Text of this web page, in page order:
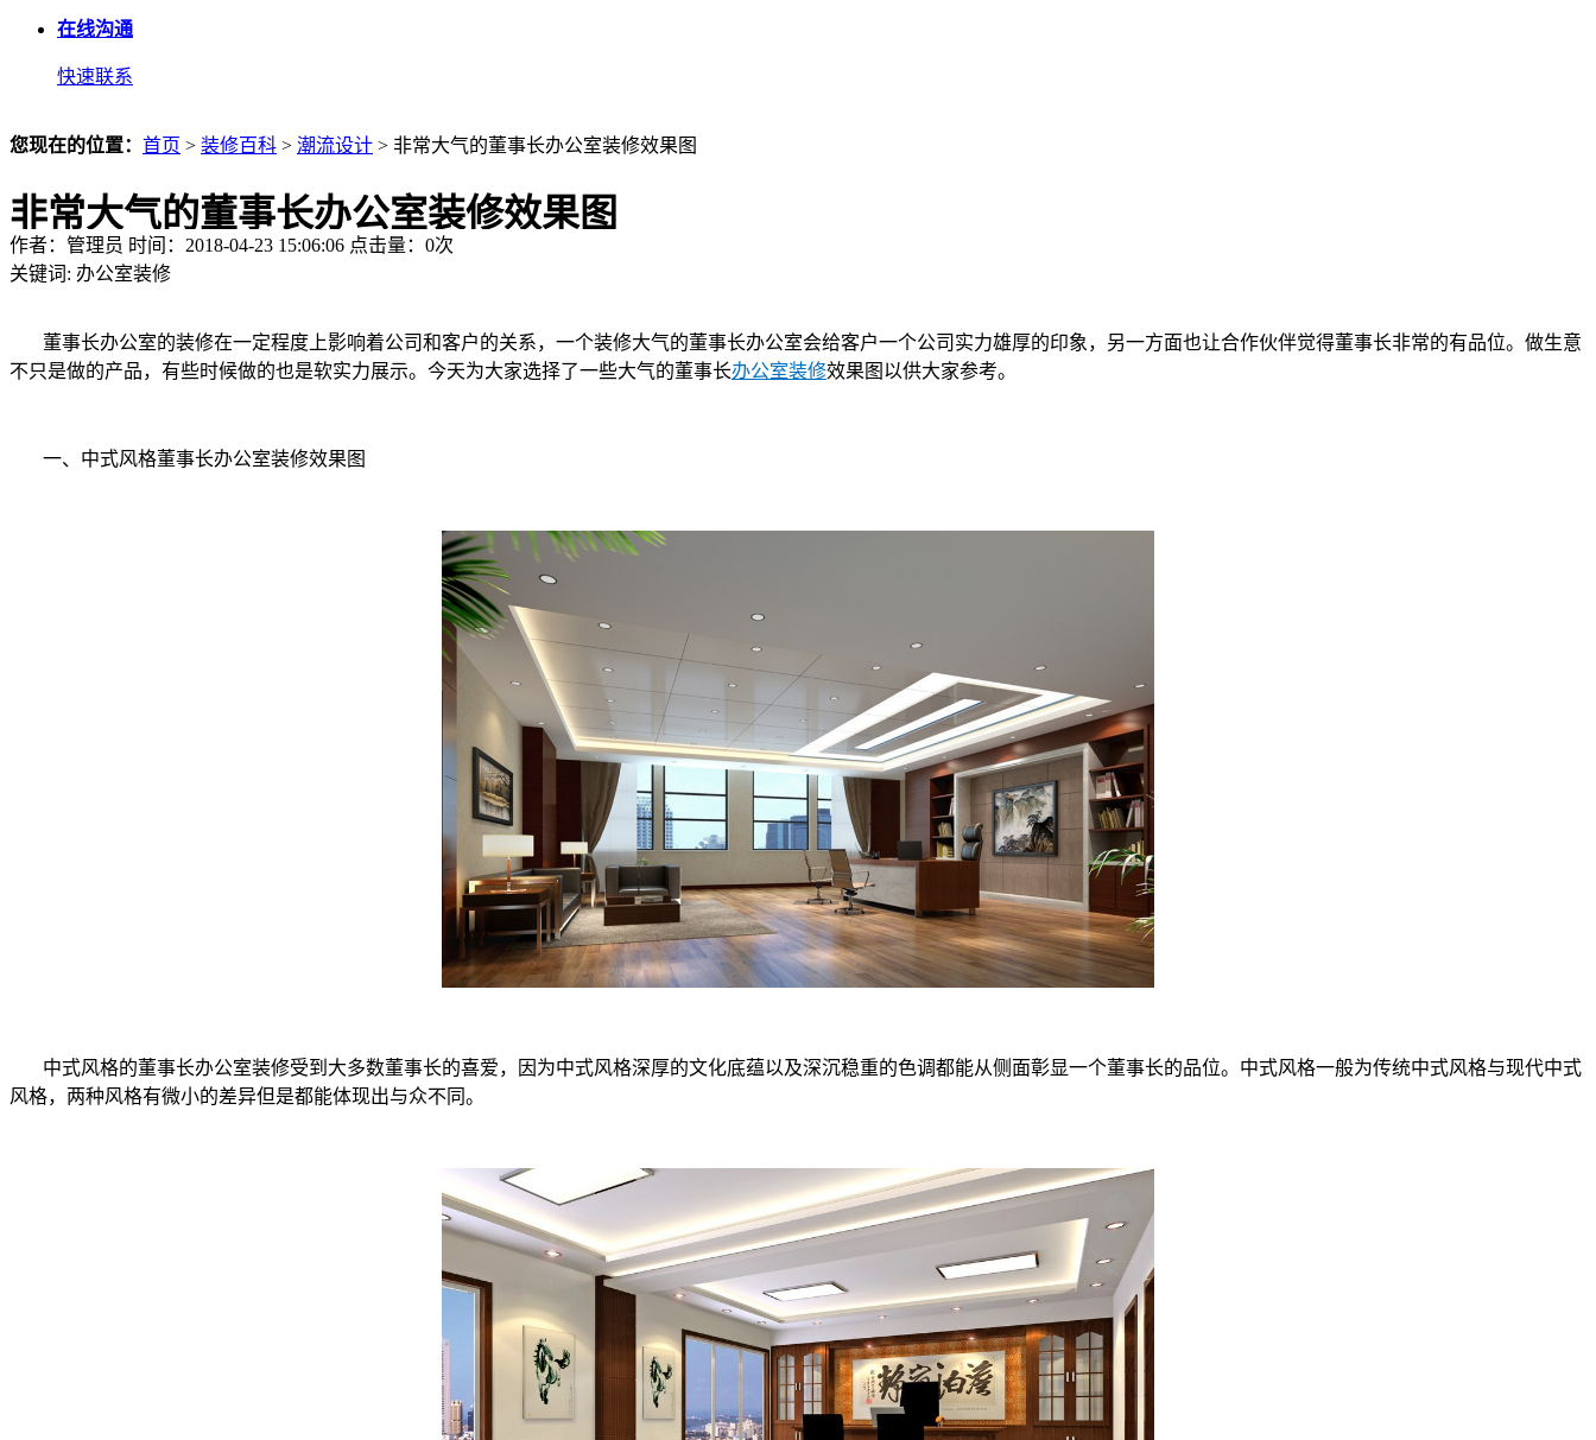
在线沟通
快速联系
您现在的位置： 首页 > 装修百科 > 潮流设计 > 非常大气的董事长办公室装修效果图
非常大气的董事长办公室装修效果图
作者：管理员 时间：2018-04-23 15:06:06 点击量： 0次
关键词: 办公室装修
董事长办公室的装修在一定程度上影响着公司和客户的关系，一个装修大气的董事长办公室会给客户一个公司实力雄厚的印象，另一方面也让合作伙伴觉得董事长非常的有品位。做生意
不只是做的产品，有些时候做的也是软实力展示。今天为大家选择了一些大气的董事长办公室装修效果图以供大家参考。
一、中式风格董事长办公室装修效果图
中式风格的董事长办公室装修受到大多数董事长的喜爱，因为中式风格深厚的文化底蕴以及深沉稳重的色调都能从侧面彰显一个董事长的品位。中式风格一般为传统中式风格与现代中式
风格，两种风格有微小的差异但是都能体现出与众不同。